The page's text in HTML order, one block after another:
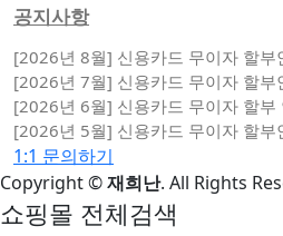
공지사항
[2026년 8월] 신용카드 무이자 할부
[2026년 7월] 신용카드 무이자 할부
[2026년 6월] 신용카드 무이자 할부
[2026년 5월] 신용카드 무이자 할부
1:1 문의하기
Copyright©재희난. All Rights
쇼핑몰 전체검색